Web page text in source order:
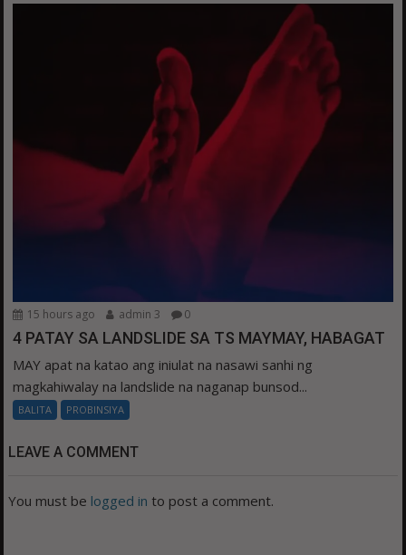
15 hours ago admin 3 0
4 PATAY SA LANDSLIDE SA TS MAYMAY, HABAGAT
MAY apat na katao ang iniulat na nasawi sanhi ng
magkahiwalay na landslide na naganap bunsod...
BALITA PROBINSIYA
LEAVE A COMMENT
You must be logged in to post a comment.